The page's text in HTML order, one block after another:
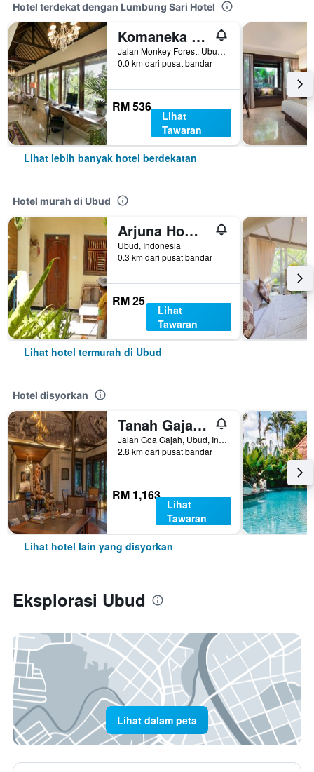
Hotel terdekat dengan Lumbung Sari Hotel
Komaneka at Monkey Forest
Jalan Monkey Forest, Ubud, Indonesia
0.0 km dari pusat bandar
RM 536
Lihat
Tawaran
Lihat lebih banyak hotel berdekatan
Hotel murah di Ubud
Arjuna Homestay Ubud
Ubud, Indonesia
0.3 km dari pusat bandar
RM 25
Lihat
Tawaran
Lihat hotel termurah di Ubud
Hotel disyorkan
Tanah Gajah, a Resort by Hadiprana
Jalan Goa Gajah, Ubud, Indonesia
2.8 km dari pusat bandar
RM 1,163
Lihat
Tawaran
Lihat hotel lain yang disyorkan
Eksplorasi Ubud
Lihat dalam peta